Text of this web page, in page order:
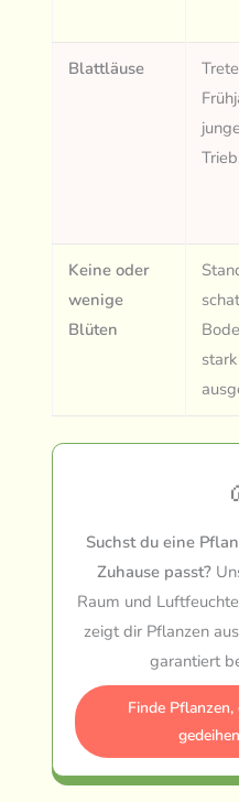
Blattläuse
Keine oder
wenige
Blüten
stark
Suchst du eine
Zuhause passt?
Raum und
zeigt dir Pflanzen
garantiert
Finde